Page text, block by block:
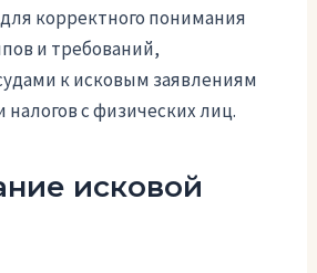
корректного понимания
и требований,
к исковым заявлениям
налогов с физических лиц.
исковой